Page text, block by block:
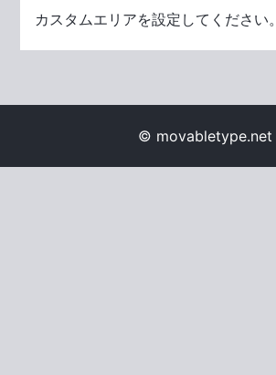
カスタムエリアを設定してください。
© movabletype.net